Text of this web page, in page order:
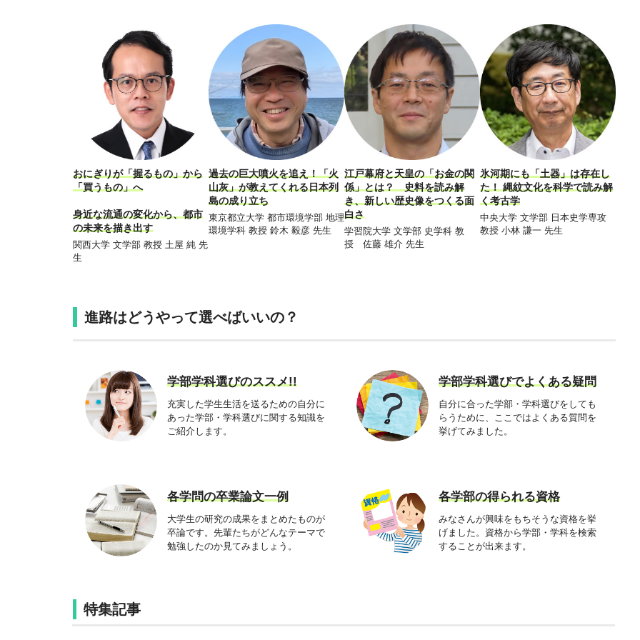
おにぎりが「握るもの」から
「買うもの」へ
身近な流通の変化から、都市
の未来を描き出す
関西大学 文学部 教授 土屋 純 先
生
過去の巨大噴火を追え！「火
山灰」が教えてくれる日本列
島の成り立ち
東京都立大学 都市環境学部 地理
環境学科 教授 鈴木 毅彦 先生
江戸幕府と天皇の「お金の関
係」とは？ 史料を読み解
き、新しい歴史像をつくる面
白さ
学習院大学 文学部 史学科 教
授 佐藤 雄介 先生
氷河期にも「土器」は存在し
た！ 縄紋文化を科学で読み解
く考古学
中央大学 文学部 日本史学専攻
教授 小林 謙一 先生
進路はどうやって選べばいいの？
学部学科選びのススメ!!
充実した学生生活を送るための自分に
あった学部・学科選びに関する知識を
ご紹介します。
学部学科選びでよくある疑問
自分に合った学部・学科選びをしても
らうために、ここではよくある質問を
挙げてみました。
各学問の卒業論文一例
大学生の研究の成果をまとめたものが
卒論です。先輩たちがどんなテーマで
勉強したのか見てみましょう。
各学部の得られる資格
みなさんが興味をもちそうな資格を挙
げました。資格から学部・学科を検索
することが出来ます。
特集記事